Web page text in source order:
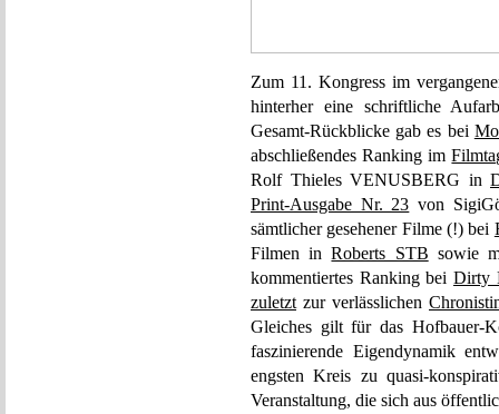
Zum 11. Kongress im
hinterher eine schriftliche
Gesamt-Rückblicke gab es bei
abschließendes Ranking im
Rolf Thieles VENUSBERG in
Print-Ausgabe Nr. 23 von
sämtlicher gesehener Filme (!) bei
Filmen inRoberts STB sowie
kommentiertes Ranking bei Dirty
zuletzt zur verlässlichen
Gleiches gilt für das Hofbauer-
faszinierende Eigendynamik
engsten Kreis zu quasi-
Veranstaltung, die sich aus